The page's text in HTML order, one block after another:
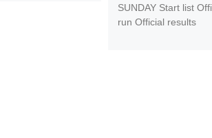
SUNDAY Start list
run Official results